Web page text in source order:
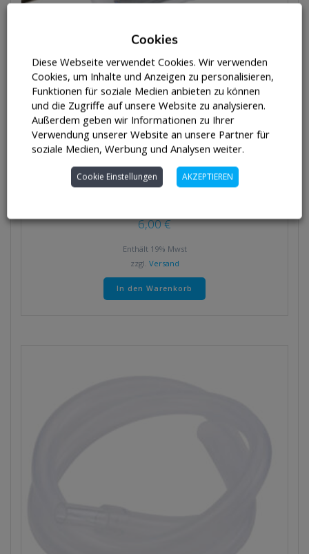
Halogenbirne UV-frei 50 Watt
6,00
6,00€
Enthält 19% Mwst
zzgl. Versand
In den Warenkorb
Cookies
Diese Webseite verwendet Cookies. Wir verwenden
Cookies, um Inhalte und Anzeigen zu personalisieren,
Funktionen für soziale Medien anbieten zu können
und die Zugriffe auf unsere Website zu analysieren.
Außerdem geben wir Informationen zu Ihrer
Verwendung unserer Website an unsere Partner für
soziale Medien, Werbung und Analysen weiter.
Cookie Einstellungen AKZEPTIEREN